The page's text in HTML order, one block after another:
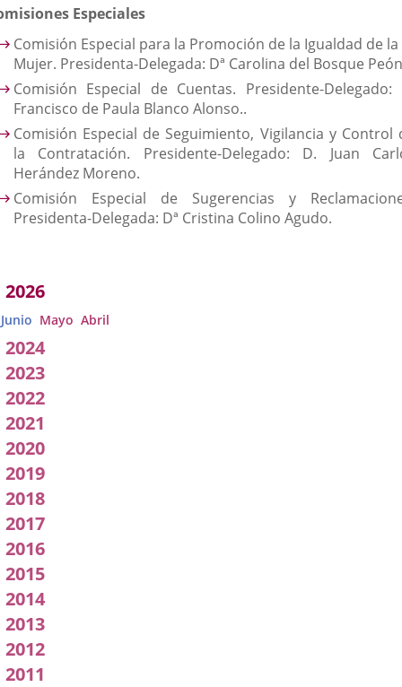
Especiales
Comisión Especial para la Promoción de la Igualdad de la
Mujer. Presidenta-Delegada: Dª Carolina del Bosque
Comisión Especial de Cuentas. Presidente-Delegado:
Francisco de Paula Blanco Alonso..
Comisión Especial de Seguimiento, Vigilancia y Control
la Contratación. Presidente-Delegado: D. Juan
Herández Moreno.
Comisión Especial de Sugerencias y
Presidenta-Delegada: Dª Cristina Colino Agudo.
2026
Junio Mayo Abril
2024
2023
2022
2021
2020
2019
2018
2017
2016
2015
2014
2013
2012
2011